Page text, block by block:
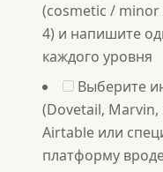
(cosmetic /
4) и напишите
каждого уровня
Выберите
(Dovetail, Marvin,
Airtable или
платформу